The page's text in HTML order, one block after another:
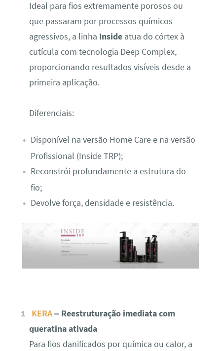
Ideal para fios extremamente porosos ou
que passaram por processos químicos
agressivos, a linha Insideatua do córtex à
cutícula com tecnologia Deep Complex,
proporcionando resultados visíveis desde a
primeira aplicação.
Diferenciais:
Disponível na versão Home Care e na versão
Profissional (Inside TRP);
Reconstrói profundamente a estrutura do
fio;
Devolve força, densidade e resistência.
KERA– Reestruturação imediata com
queratina ativada
Para fios danificados por química ou calor, a